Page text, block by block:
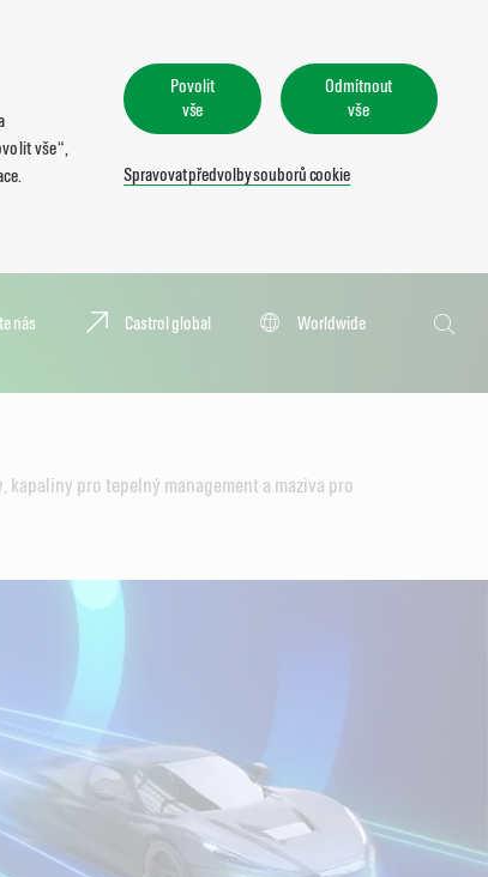
vše“,
Povolit
vše
Odmítnout
vše
Spravovat předvolby souborů cookie
nás Castrol global
Worldwide
Hledat
kapaliny pro tepelný management a maziva pro